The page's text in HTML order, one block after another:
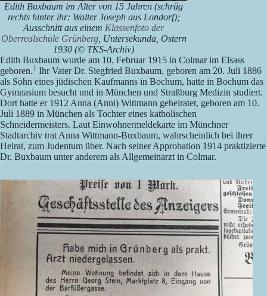
Edith Buxbaum im Alter von 15 Jahren (schräg
rechts hinter ihr: Walter Joseph aus Londorf);
Ausschnitt aus einem Klassenfoto der
Oberrealschule Grünberg, Untersekunda, Ostern
1930 (© TKS-Archiv)
Edith Buxbaum wurde am 10. Februar 1915 in Colmar im Elsass
geboren.1 Ihr Vater Dr. Siegfried Buxbaum, geboren am 20. Juli 1886
als Sohn eines jüdischen Kaufmanns in Bochum, hatte in Bochum das
Gymnasium besucht und in München und Straßburg Medizin studiert.
Dort hatte er 1912 Anna (Anni) Wittmann geheiratet, geboren am 10.
Juli 1889 in München als Tochter eines katholischen
Schneidermeisters. Laut Einwohnermeldekarte im Münchner
Stadtarchiv trat Anna Wittmann-Buxbaum, wahrscheinlich bei ihrer
Heirat, zum Judentum über. Nach seiner Approbation 1914 praktizierte
Dr. Buxbaum unter anderem als Allgemeinarzt in Colmar.